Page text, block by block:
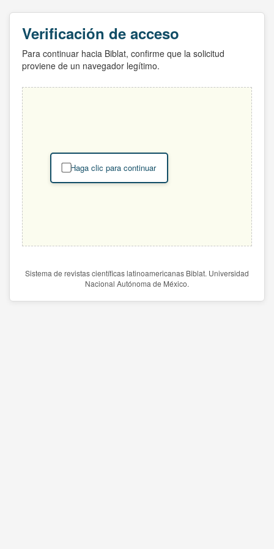
Verificación de acceso
Para continuar hacia Biblat, confirme que la solicitud
proviene de un navegador legítimo.
Haga clic para continuar
Sistema de revistas científicas latinoamericanas Biblat. Universidad
Nacional Autónoma de México.